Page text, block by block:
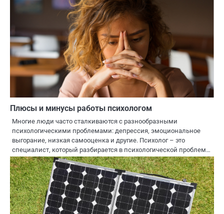
Плюсы и минусы работы психологом
Многие люди часто сталкиваются с разнообразными
психологическими проблемами: депрессия, эмоциональное
выгорание, низкая самооценка и другие. Психолог – это
специалист, который разбирается в психологической проблем…